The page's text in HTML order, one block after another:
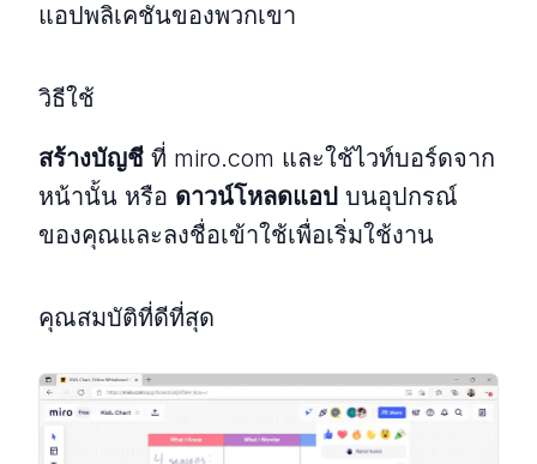
แอปพลิเคชันของพวกเขา
วิธีใช้
สร้างบัญชี ที่ miro.com และใช้ไวท์บอร์ดจาก
หน้านั้น หรือ ดาวน์โหลดแอป บนอุปกรณ์
ของคุณและลงชื่อเข้าใช้เพื่อเริ่มใช้งาน
คุณสมบัติที่ดีที่สุด